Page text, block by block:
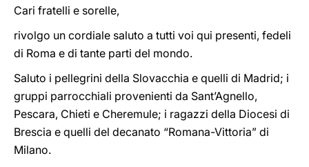
Cari fratelli e sorelle,
rivolgo un cordiale saluto a tutti voi qui presenti, fedeli
di Roma e di tante parti del mondo.
Saluto i pellegrini della Slovacchia e quelli di Madrid; i
gruppi parrocchiali provenienti da Sant’Agnello,
Pescara, Chieti e Cheremule; i ragazzi della Diocesi di
Brescia e quelli del decanato “Romana-Vittoria” di
Milano.